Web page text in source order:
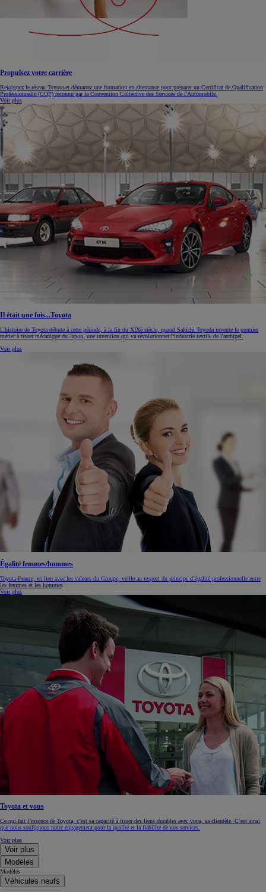
Propulsez votre carrière
Rejoignez le réseau Toyota et démarrez une formation en alternance pour préparer un Certificat de Qualification
Professionnelle (CQP) reconnu par la Convention Collective des Services de l'Automobile.
Voir plus
Il était une fois...Toyota
L'histoire de Toyota débute à cette période, à la fin du XIXè siècle, quand Sakichi Toyoda invente le premier
métier à tisser mécanique du Japon, une invention qui va révolutionner l'industrie textile de l'archipel.
Voir plus
Égalité femmes/hommes
Toyota France, en lien avec les valeurs du Groupe, veille au respect du principe d’égalité professionnelle entre
les femmes et les hommes
Voir plus
Toyota et vous
Ce qui fait l’essence de Toyota, c’est sa capacité à tisser des liens durables avec vous, sa clientèle. C’est ainsi
que nous soulignons notre engagement pour la qualité et la fiabilité de nos services.
Voir plus
Voir plus
Modèles
Modèles
Véhicules neufs